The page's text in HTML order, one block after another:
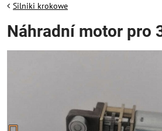
Silniki krokowe
Náhradní motor pro